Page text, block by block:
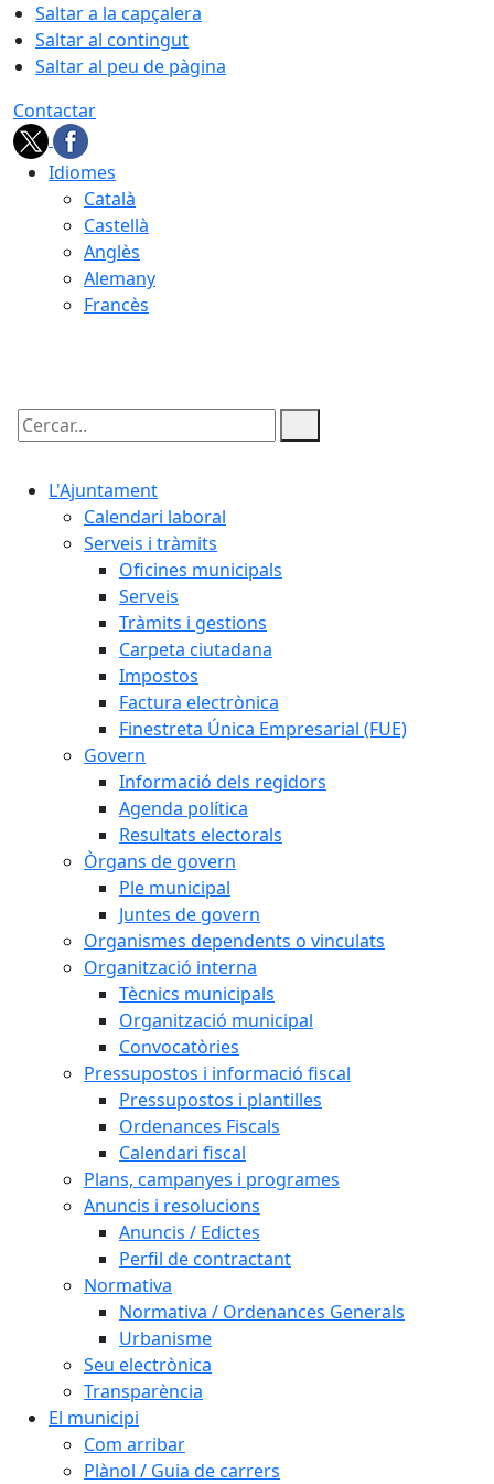
Saltar a la capçalera
Saltar al contingut
Saltar al peu de pàgina
Contactar
Idiomes
Català
Castellà
Anglès
Alemany
Francès
Cercar:
L'Ajuntament
Calendari laboral
Serveis i tràmits
Oficines municipals
Serveis
Tràmits i gestions
Carpeta ciutadana
Impostos
Factura electrònica
Finestreta Única Empresarial (FUE)
Govern
Informació dels regidors
Agenda política
Resultats electorals
Òrgans de govern
Ple municipal
Juntes de govern
Organismes dependents o vinculats
Organització interna
Tècnics municipals
Organització municipal
Convocatòries
Pressupostos i informació fiscal
Pressupostos i plantilles
Ordenances Fiscals
Calendari fiscal
Plans, campanyes i programes
Anuncis i resolucions
Anuncis / Edictes
Perfil de contractant
Normativa
Normativa / Ordenances Generals
Urbanisme
Seu electrònica
Transparència
El municipi
Com arribar
Plànol / Guia de carrers